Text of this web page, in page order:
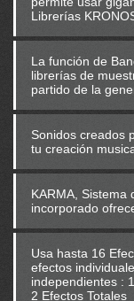
Librerías
La función de
librerías de
partido de la
Sonidos creados
tu creación
KARMA, Sistema
incorporado
Usa hasta 16
efectos
independientes :
2 Efectos Totales